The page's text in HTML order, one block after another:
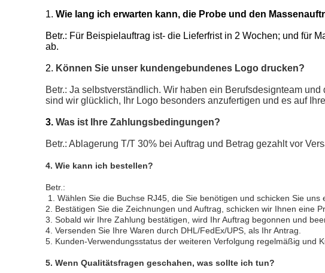
1. Wie lang ich erwarten kann, die Probe und den
Betr.: Für Beispielauftrag ist- die Lieferfrist in 2 Wochen; und für
ab.
2. Können Sie unser kundengebundenes Logo drucken?
Betr.: Ja selbstverständlich. Wir haben ein Berufsdesignteam
sind wir glücklich, Ihr Logo besonders anzufertigen und es auf
3. Was ist Ihre Zahlungsbedingungen?
Betr.: Ablagerung T/T 30% bei Auftrag und Betrag gezahlt vor
4. Wie kann ich bestellen?
Betr.:
1. Wählen Sie die Buchse RJ45, die Sie benötigen und schicken Sie
2. Bestätigen Sie die Zeichnungen und Auftrag, schicken wir Ihnen eine
3. Sobald wir Ihre Zahlung bestätigen, wird Ihr Auftrag begonnen und
4. Versenden Sie Ihre Waren durch DHL/FedEx/UPS, als Ihr Antrag.
5. Kunden-Verwendungsstatus der weiteren Verfolgung regelmäßig und
5. Wenn Qualitätsfragen geschahen, was sollte ich tun?